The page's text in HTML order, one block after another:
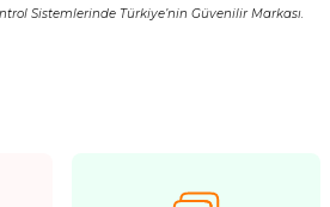
Sistemlerinde Türkiye’nin Güvenilir Markası.